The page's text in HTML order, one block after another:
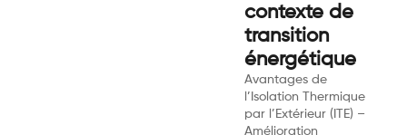
contexte de
transition
énergétique
Avantages de
l’Isolation Thermique
par l’Extérieur (ITE) –
Amélioration